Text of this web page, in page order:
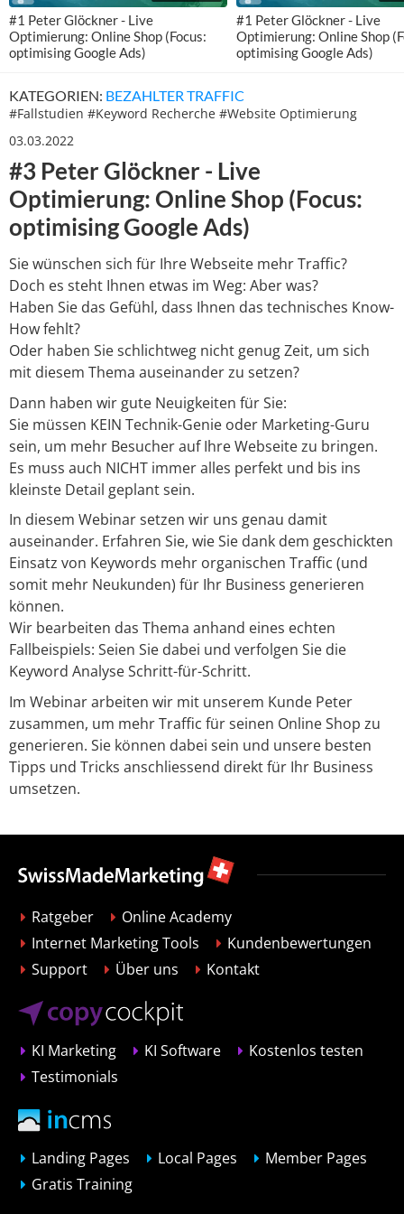
#1 Peter Glöckner - Live
Optimierung: Online Shop (Focus:
optimising Google Ads)
#1 Peter Glöckner - Live
Optimierung: Online Shop
optimising Google Ads)
KATEGORIEN: BEZAHLTER TRAFFIC
#Fallstudien #Keyword Recherche #Website Optimierung
03.03.2022
#3 Peter Glöckner - Live
Optimierung: Online Shop (Focus:
optimising Google Ads)
Sie wünschen sich für Ihre Webseite mehr Traffic?
Doch es steht Ihnen etwas im Weg: Aber was?
Haben Sie das Gefühl, dass Ihnen das technisches Know-
How fehlt?
Oder haben Sie schlichtweg nicht genug Zeit, um sich
mit diesem Thema auseinander zu setzen?
Dann haben wir gute Neuigkeiten für Sie:
Sie müssen KEIN Technik-Genie oder Marketing-Guru
sein, um mehr Besucher auf Ihre Webseite zu bringen.
Es muss auch NICHT immer alles perfekt und bis ins
kleinste Detail geplant sein.
In diesem Webinar setzen wir uns genau damit
auseinander. Erfahren Sie, wie Sie dank dem geschickten
Einsatz von Keywords mehr organischen Traffic (und
somit mehr Neukunden) für Ihr Business generieren
können.
Wir bearbeiten das Thema anhand eines echten
Fallbeispiels: Seien Sie dabei und verfolgen Sie die
Keyword Analyse Schritt-für-Schritt.
Im Webinar arbeiten wir mit unserem Kunde Peter
zusammen, um mehr Traffic für seinen Online Shop zu
generieren. Sie können dabei sein und unsere besten
Tipps und Tricks anschliessend direkt für Ihr Business
umsetzen.
Ratgeber
Online Academy
Internet Marketing Tools
Kundenbewertungen
Support
Über uns Kontakt
KI Marketing KI Software
Kostenlos testen
Testimonials
Landing Pages Local Pages
Member Pages
Gratis Training